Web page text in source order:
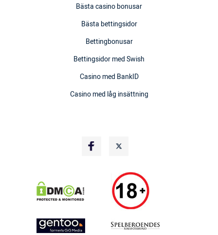
Bästa casino bonusar
Bästa bettingsidor
Bettingbonusar
Bettingsidor med Swish
Casino med BankID
Casino med låg insättning